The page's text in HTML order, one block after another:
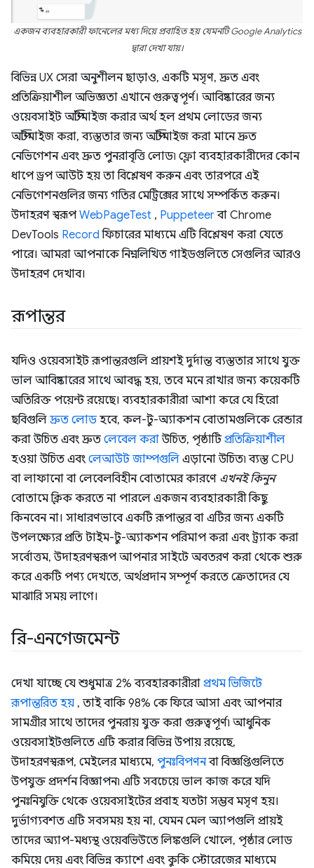
একজন ব্যবহারকারী ফানেলের মধ্য দিয়ে প্রবাহিত হয় যেমনটি Google Analytics
দ্বারা দেখা যায়।
বিভিন্ন UX সেরা অনুশীলন ছাড়াও, একটি মসৃণ, দ্রুত এবং
প্রতিক্রিয়াশীল অভিজ্ঞতা এখানে গুরুত্বপূর্ণ। আবিষ্কারের জন্য
ওয়েবসাইট অপ্টিমাইজ করার অর্থ হল প্রথম লোডের জন্য
অপ্টিমাইজ করা, ব্যস্ততার জন্য অপ্টিমাইজ করা মানে দ্রুত
নেভিগেশন এবং দ্রুত পুনরাবৃত্তি লোড৷ ফ্লো ব্যবহারকারীদের কোন
ধাপে ড্রপ আউট হয় তা বিশ্লেষণ করুন এবং তারপরে এই
নেভিগেশনগুলির জন্য গতির মেট্রিক্সের সাথে সম্পর্কিত করুন।
উদাহরণ স্বরূপWebPageTest , Puppeteerবা Chrome
DevTools Record ফিচারের মাধ্যমে এটি বিশ্লেষণ করা যেতে
পারে। আমরা আপনাকে নিম্নলিখিত গাইডগুলিতে সেগুলির আরও
উদাহরণ দেখাব।
রূপান্তর
যদিও ওয়েবসাইট রূপান্তরগুলি প্রায়শই দুর্দান্ত ব্যস্ততার সাথে যুক্ত
ভাল আবিষ্কারের সাথে আবদ্ধ হয়, তবে মনে রাখার জন্য কয়েকটি
অতিরিক্ত পয়েন্ট রয়েছে। ব্যবহারকারীরা আশা করে যে হিরো
ছবিগুলিদ্রুত লোডহবে, কল-টু-অ্যাকশন বোতামগুলিকে রেন্ডার
করা উচিত এবং দ্রুত লেবেল করাউচিত, পৃষ্ঠাটিপ্রতিক্রিয়াশীল
হওয়া উচিত এবং লেআউট জাম্পগুলি এড়ানো উচিত৷ ব্যস্ত CPU
বা লাফানো বা লেবেলবিহীন বোতামের কারণে এখনই কিনুন
বোতামে ক্লিক করতে না পারলে একজন ব্যবহারকারী কিছু
কিনবেন না। সাধারণভাবে একটি রূপান্তর বা এটির জন্য একটি
উপলক্ষ্যের প্রতি টাইম-টু-অ্যাকশন পরিমাপ করা এবং ট্র্যাক করা
সর্বোত্তম, উদাহরণস্বরূপ আপনার সাইটে অবতরণ করা থেকে শুরু
করে একটি পণ্য দেখতে, অর্থপ্রদান সম্পূর্ণ করতে ক্রেতাদের যে
মাঝারি সময় লাগে।
রি-এনগেজমেন্ট
দেখা যাচ্ছে যে শুধুমাত্র 2% ব্যবহারকারীরা প্রথম ভিজিটে
রূপান্তরিত হয় , তাই বাকি 98% কে ফিরে আসা এবং আপনার
সামগ্রীর সাথে তাদের পুনরায় যুক্ত করা গুরুত্বপূর্ণ৷ আধুনিক
ওয়েবসাইটগুলিতে এটি করার বিভিন্ন উপায় রয়েছে,
উদাহরণস্বরূপ, মেইলের মাধ্যমে, পুনঃবিপণনবা বিজ্ঞপ্তিগুলিতে
উপযুক্ত প্রদর্শন বিজ্ঞাপন৷ এটি সবচেয়ে ভাল কাজ করে যদি
পুনঃনিযুক্তি থেকে ওয়েবসাইটের প্রবাহ যতটা সম্ভব মসৃণ হয়।
দুর্ভাগ্যবশত এটি সবসময় হয় না, যেমন মেল অ্যাপগুলি প্রায়ই
তাদের অ্যাপ-মধ্যস্থ ওয়েবভিউতে লিঙ্কগুলি খোলে, পৃষ্ঠার লোড
কমিয়ে দেয় এবং বিভিন্ন ক্যাশে এবং কুকি স্টোরেজের মাধ্যমে